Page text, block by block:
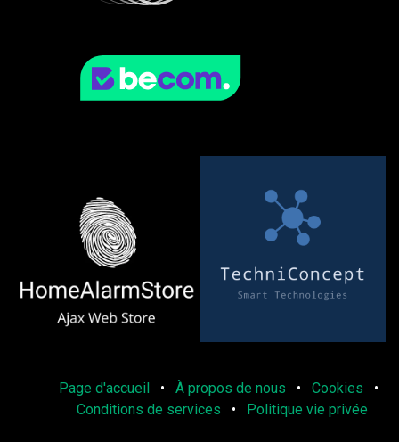
Page d'accueil • À propos de nous • Cookies
•
Conditions de services
• Politique vie privée